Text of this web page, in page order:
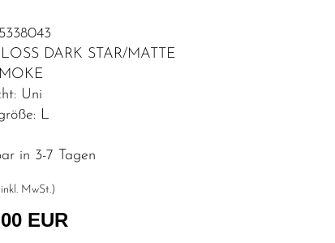
DARK STAR/MATTE
Uni
L
in 3-7 Tagen
MwSt.)
EUR